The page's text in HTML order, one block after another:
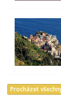
Procházet